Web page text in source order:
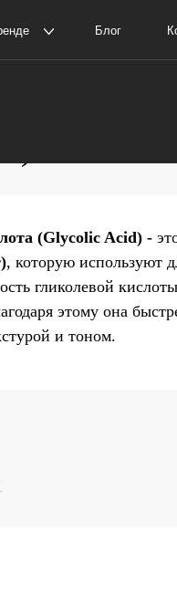
(Glycolic Acid) -
, которую используют
гликолевой
этому она
и тоном.
Контакты
Блог